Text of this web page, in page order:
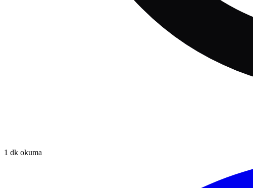
1 dk okuma